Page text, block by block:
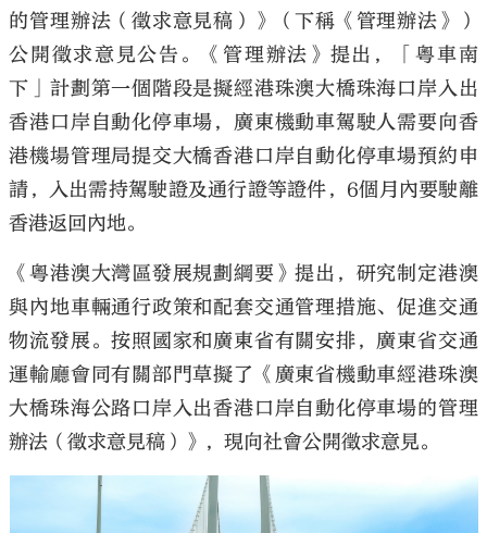
的管理辦法（徵求意見稿）》（下稱《管理辦法》）
公開徵求意見公告。《管理辦法》提出，「粵車南
下」計劃第一個階段是擬經港珠澳大橋珠海口岸入出
香港口岸自動化停車場，廣東機動車駕駛人需要向香
港機場管理局提交大橋香港口岸自動化停車場預約申
請，入出需持駕駛證及通行證等證件，6個月內要駛離
香港返回內地。
《粵港澳大灣區發展規劃綱要》提出，研究制定港澳
與內地車輛通行政策和配套交通管理措施、促進交通
物流發展。按照國家和廣東省有關安排，廣東省交通
運輸廳會同有關部門草擬了《廣東省機動車經港珠澳
大橋珠海公路口岸入出香港口岸自動化停車場的管理
辦法（徵求意見稿）》，現向社會公開徵求意見。